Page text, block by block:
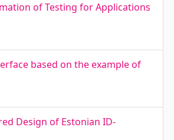
of Testing for Applications
based on the example of
Design of Estonian ID-